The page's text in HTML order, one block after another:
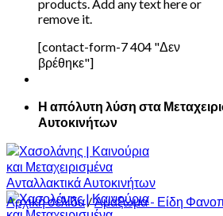
products. Add any text here or
remove it.
[contact-form-7 404 "Δεν
βρέθηκε"]
Η απόλυτη λύση στα
Αυτοκινήτων
Αρχική σελίδα /Αμάξωμα - Είδη